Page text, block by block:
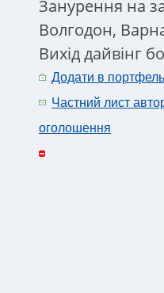
Занурення на
Волгодон,
Вихід дайвінг
Додати в портфель
Частний лист
оголошення